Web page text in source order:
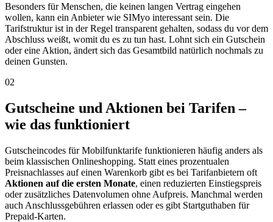
Besonders für Menschen, die keinen langen Vertrag eingehen
wollen, kann ein Anbieter wie SIMyo interessant sein. Die
Tarifstruktur ist in der Regel transparent gehalten, sodass du vor dem
Abschluss weißt, womit du es zu tun hast. Lohnt sich ein Gutschein
oder eine Aktion, ändert sich das Gesamtbild natürlich nochmals zu
deinen Gunsten.
02
Gutscheine und Aktionen bei Tarifen –
wie das funktioniert
Gutscheincodes für Mobilfunktarife funktionieren häufig anders als
beim klassischen Onlineshopping. Statt eines prozentualen
Preisnachlasses auf einen Warenkorb gibt es bei Tarifanbietern oft
Aktionen auf die ersten Monate, einen reduzierten Einstiegspreis
oder zusätzliches Datenvolumen ohne Aufpreis. Manchmal werden
auch Anschlussgebühren erlassen oder es gibt Startguthaben für
Prepaid-Karten.